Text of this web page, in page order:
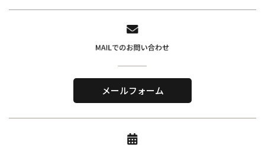
株式会社ブリーズ・カンパニー
〒619-0201
京都府木津川市山城町綺田神ノ木5-3
メールフォーム